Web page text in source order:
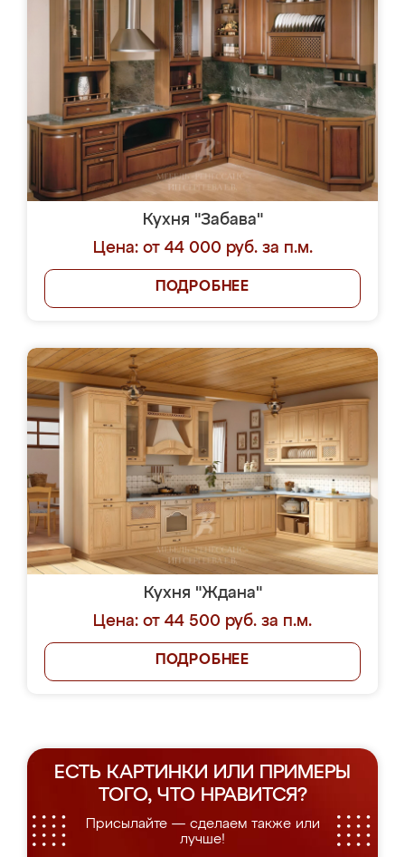
Кухня "Забава"
Цена: от 44 000 руб. за п.м.
ПОДРОБНЕЕ
Кухня "Ждана"
Цена: от 44 500 руб. за п.м.
ПОДРОБНЕЕ
ЕСТЬ КАРТИНКИ ИЛИ ПРИМЕРЫ
ТОГО, ЧТО НРАВИТСЯ?
Присылайте — сделаем также или
лучше!